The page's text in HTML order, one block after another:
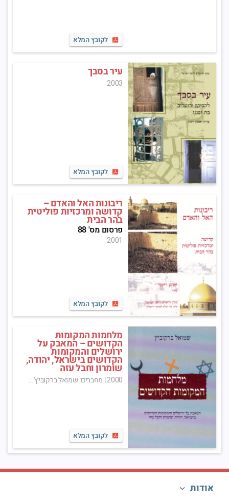
לקובץ המלא
עיר בסבך
2003
לקובץ המלא
ריבונות האל והאדם –
קדושה ומרכזיות פוליטית
בהר הבית
פרסום מס' 88
2001
לקובץ המלא
מלחמות המקומות
הקדושים – המאבק על
ירושלים והמקומות
הקדושים בישראל, יהודה,
שומרון וחבל עזה
2000
| מחברים: שמואל ברקוביץ'...
לקובץ המלא
אודות